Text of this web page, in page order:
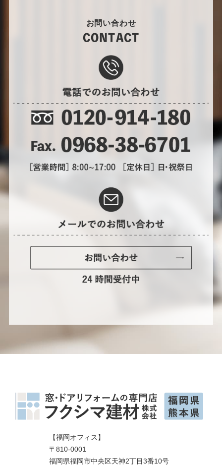
お問い合わせ
CONTACT
【福岡オフィス】
〒810-0001
福岡県福岡市中央区天神2丁目3番10号